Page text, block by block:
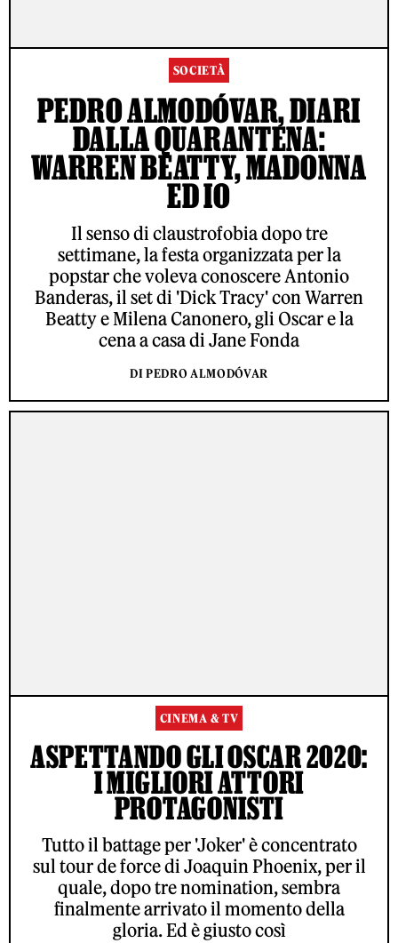
SOCIETÀ
PEDRO ALMODÓVAR, DIARI
DALLA QUARANTENA:
WARREN BEATTY, MADONNA
ED IO
Il senso di claustrofobia dopo tre
settimane, la festa organizzata per la
popstar che voleva conoscere Antonio
Banderas, il set di 'Dick Tracy' con Warren
Beatty e Milena Canonero, gli Oscar e la
cena a casa di Jane Fonda
DI PEDRO ALMODÓVAR
CINEMA & TV
ASPETTANDO GLI OSCAR 2020:
I MIGLIORI ATTORI
PROTAGONISTI
Tutto il battage per 'Joker' è concentrato
sul tour de force di Joaquin Phoenix, per il
quale, dopo tre nomination, sembra
finalmente arrivato il momento della
gloria. Ed è giusto così